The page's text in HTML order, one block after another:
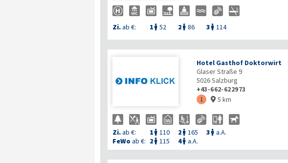
Zi.ab €: 1  52 2  86 3  114
Hotel Gasthof Doktorwirt
Glaser Straße 9
5026Salzburg
+43-662-622973
1  5 km
Zi.ab €: 1  110 2  165 3  a.A.
FeWo ab €: 2  115 4 a.A.